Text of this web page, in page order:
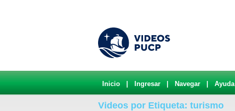
Inicio Ingresar Navegar Ayuda
Videos por Etiqueta: turismo